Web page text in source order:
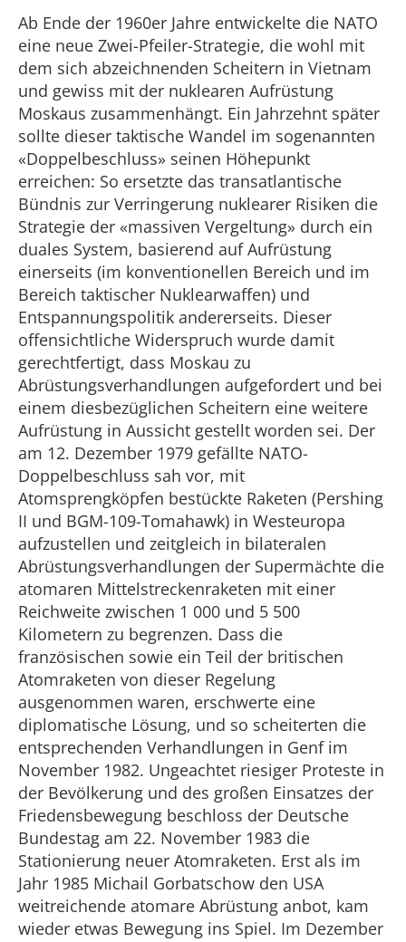
Ab Ende der 1960er Jahre entwickelte die NATO
eine neue Zwei-Pfeiler-Strategie, die wohl mit
dem sich abzeichnenden Scheitern in Vietnam
und gewiss mit der nuklearen Aufrüstung
Moskaus zusammenhängt. Ein Jahrzehnt später
sollte dieser taktische Wandel im sogenannten
«Doppelbeschluss» seinen Höhepunkt
erreichen: So ersetzte das transatlantische
Bündnis zur Verringerung nuklearer Risiken die
Strategie der «massiven Vergeltung» durch ein
duales System, basierend auf Aufrüstung
einerseits (im konventionellen Bereich und im
Bereich taktischer Nuklearwaffen) und
Entspannungspolitik andererseits. Dieser
offensichtliche Widerspruch wurde damit
gerechtfertigt, dass Moskau zu
Abrüstungsverhandlungen aufgefordert und bei
einem diesbezüglichen Scheitern eine weitere
Aufrüstung in Aussicht gestellt worden sei. Der
am 12. Dezember 1979 gefällte NATO-
Doppelbeschluss sah vor, mit
Atomsprengköpfen bestückte Raketen (Pershing
II und BGM-109-Tomahawk) in Westeuropa
aufzustellen und zeitgleich in bilateralen
Abrüstungsverhandlungen der Supermächte die
atomaren Mittelstreckenraketen mit einer
Reichweite zwischen 1 000 und 5 500
Kilometern zu begrenzen. Dass die
französischen sowie ein Teil der britischen
Atomraketen von dieser Regelung
ausgenommen waren, erschwerte eine
diplomatische Lösung, und so scheiterten die
entsprechenden Verhandlungen in Genf im
November 1982. Ungeachtet riesiger Proteste in
der Bevölkerung und des großen Einsatzes der
Friedensbewegung beschloss der Deutsche
Bundestag am 22. November 1983 die
Stationierung neuer Atomraketen. Erst als im
Jahr 1985 Michail Gorbatschow den USA
weitreichende atomare Abrüstung anbot, kam
wieder etwas Bewegung ins Spiel. Im Dezember